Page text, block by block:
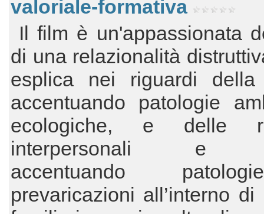
valoriale-formativa
Il film è un'appassionata
di una relazionalità
esplica nei riguardi della
accentuando patologie
ecologiche, e delle
interpersonali e
accentuando
prevaricazioni all’interno di